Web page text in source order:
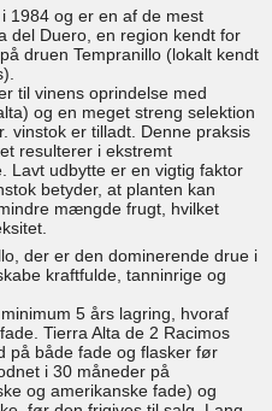
1984 og er en af de mest
del Duero, en region kendt for
druen Tempranillo (lokalt kendt
til vinens oprindelse med
og en meget streng selektion
vinstok er tilladt. Denne praksis
resulterer i ekstremt
Lavt udbytte er en vigtig faktor
betyder, at planten kan
mængde frugt, hvilket
der er den dominerende drue i
kraftfulde, tanninrige og
5 års lagring, hvoraf
Tierra Alta de 2 Racimos
på både fade og flasker før
i 30 måneder på
og amerikanske fade) og